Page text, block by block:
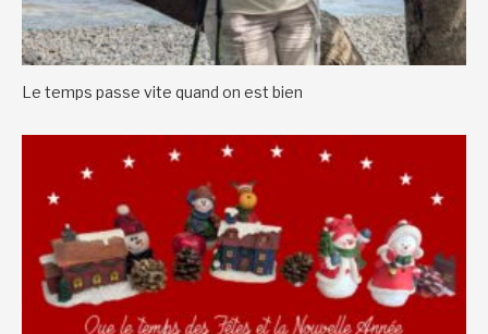
Le temps passe vite quand on est bien